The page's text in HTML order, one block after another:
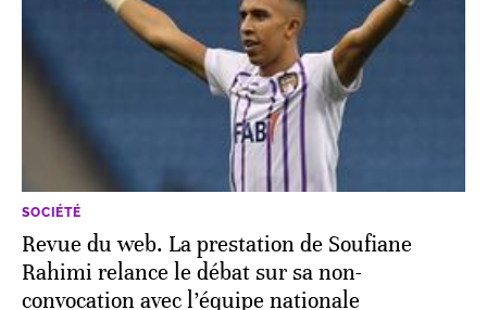
SOCIÉTÉ
Revue du web. La prestation de Soufiane
Rahimi relance le débat sur sa non-
convocation avec l’équipe nationale